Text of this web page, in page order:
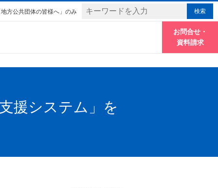
方公共団体の皆様へ」のみ
お問合せ・
資料請求
援システム」を